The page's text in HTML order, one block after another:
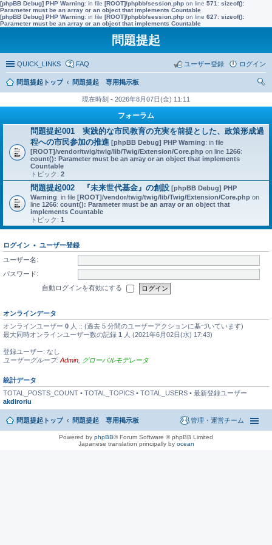
[phpBB Debug] PHP Warning: in file [ROOT]/phpbb/session.php on line 571 : sizeof():
Parameter must be an array or an object that implements Countable
[phpBB Debug] PHP Warning: in file [ROOT]/phpbb/session.php on line 627: sizeof():
Parameter must be an array or an object that implements Countable
問題提起
QUICK_LINKS FAQ ログイン
ユーザー登録
問題提起トップ
問題提起 専用掲示板
現在時刻 - 2026年8月07日(金) 11:11
フォーラム
問題提起001 実践的な市民教育の充実を前提とした、政策形成過
程への市民参加の推進 [phpBB Debug] PHP Warning: in file
[ROOT]/vendor/twig/twig/lib/Twig/Extension/Core.php on line 1266:
count(): Parameter must be an array or an object that implements
Countable
トピック: 2
問題提起002 『未来世代基金』の創設 [phpBB Debug] PHP
Warning: in file [ROOT]/vendor/twig/twig/lib/Twig/Extension/Core.php on
line 1266: count(): Parameter must be an array or an object that
implements Countable
トピック: 1
ログイン • ユーザー登録
ユーザー名:
パスワード:
自動ログインを有効にする
オンラインデータ
オンラインユーザー 0 人 :: (過去 5 分間のユーザーアクションに基づいています)
最大同時オンラインユーザー数の記録 1 人 (2021年6月02日(水) 17:43)
登録ユーザー: なし
ユーザーグループ: Admin グローバルモデレータ
統計データ
TOTAL_POSTS_COUNT • TOTAL_TOPICS • TOTAL_USERS • 最新登録ユーザー
akdiroriu
問題提起トップ 問題提起 専用掲示板 管理・運営チーム
Powered by phpBB® Forum Software © phpBB Limited
Japanese translation principally by ocean